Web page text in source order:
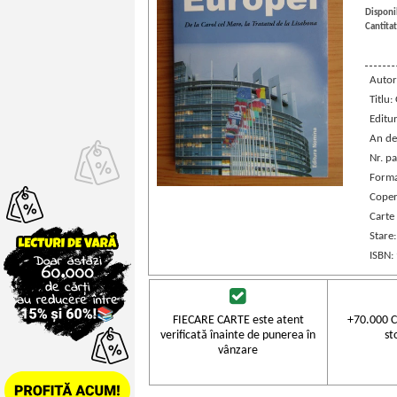
Titlu:
An
Nr.
FIECARE CARTE este atent
verificată înainte de punerea în
vânzare
+70.000